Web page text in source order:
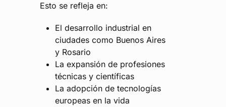
Esto se refleja en:
El desarrollo industrial en
ciudades como Buenos Aires
y Rosario
La expansión de profesiones
técnicas y científicas
La adopción de tecnologías
europeas en la vida